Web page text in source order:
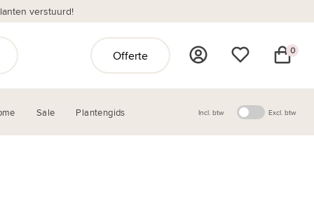
verstuurd!
Offerte 0
Sale Plantengids Incl. btw Excl. btw